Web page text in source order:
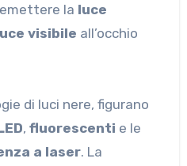
la luce
visibile all’occhio
di luci nere, figurano
, fluorescenti e le
a laser. La